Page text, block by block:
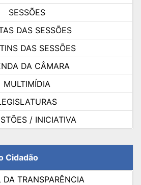
SESSÕES
DAS SESSÕES
DAS SESSÕES
DA CÂMARA
MULTIMÍDIA
/ INICIATIVA
Cidadão
DA TRANSPARÊNCIA